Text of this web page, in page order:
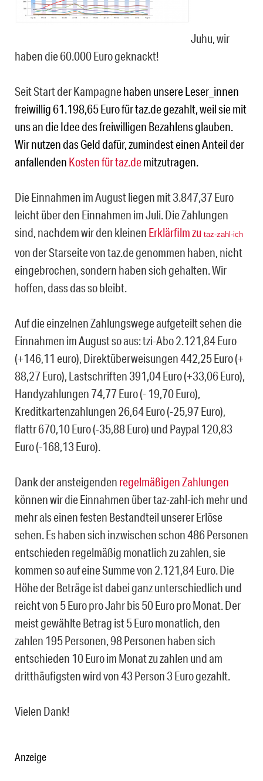
Juhu, wir
haben die 60.000 Euro geknackt!
Seit Start der Kampagnehaben unsere Leser_innen
freiwillig 61.198,65 Euro für taz.de gezahlt, weil sie mit
uns an die Idee des freiwilligen Bezahlens glauben.
Wir nutzen das Geld dafür, zumindest einen Anteil der
anfallenden Kosten für taz.demitzutragen.
Die Einnahmen im August liegen mit 3.847,37 Euro
leicht über den Einnahmen im Juli. Die Zahlungen
sind, nachdem wir den kleinen Erklärfilm zu taz-zahl-ich
von der Starseite von taz.de genommen haben, nicht
eingebrochen, sondern haben sich gehalten. Wir
hoffen, dass das so bleibt.
Auf die einzelnen Zahlungswege aufgeteilt sehen die
Einnahmen im August so aus: tzi-Abo 2.121,84 Euro
(+146,11 euro), Direktüberweisungen 442,25 Euro (+
88,27 Euro), Lastschriften 391,04 Euro (+33,06 Euro),
Handyzahlungen 74,77 Euro (- 19,70 Euro),
Kreditkartenzahlungen 26,64 Euro (-25,97 Euro),
flattr 670,10 Euro (-35,88 Euro) und Paypal 120,83
Euro (-168,13 Euro).
Dank der ansteigenden regelmäßigen Zahlungen
können wir die Einnahmen über taz-zahl-ich mehr und
mehr als einen festen Bestandteil unserer Erlöse
sehen. Es haben sich inzwischen schon 486 Personen
entschieden regelmäßig monatlich zu zahlen, sie
kommen so auf eine Summe von 2.121,84 Euro. Die
Höhe der Beträge ist dabei ganz unterschiedlich und
reicht von 5 Euro pro Jahr bis 50 Euro pro Monat. Der
meist gewählte Betrag ist 5 Euro monatlich, den
zahlen 195 Personen, 98 Personen haben sich
entschieden 10 Euro im Monat zu zahlen und am
dritthäufigsten wird von 43 Person 3 Euro gezahlt.
Vielen Dank!
Anzeige